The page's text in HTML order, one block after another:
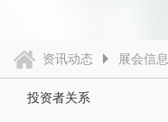
资讯动态 展会信息
投资者关系